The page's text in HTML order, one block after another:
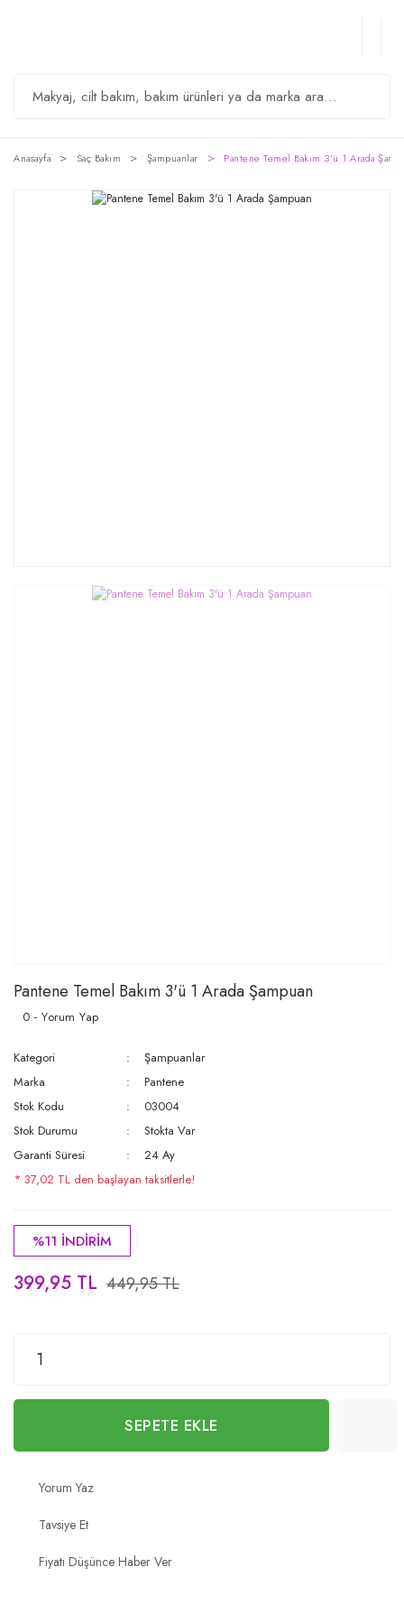
Anasayfa Saç Bakım Şampuanlar Pantene Temel Bakım 3'ü 1 Arada
Pantene Temel Bakım 3'ü 1 Arada Şampuan
0 - Yorum Yap
Kategori
Şampuanlar
Marka
Pantene
Stok Kodu
03004
Stok Durumu
Stokta Var
Garanti Süresi
24 Ay
* 37,02 TL den başlayan taksitlerle!
%11 İNDİRİM
399,95 TL 449,95 TL
SEPETE EKLE
Yorum Yaz
Tavsiye Et
Fiyatı Düşünce Haber Ver